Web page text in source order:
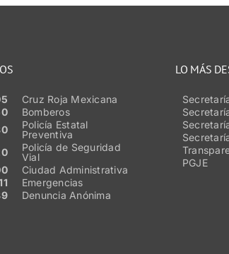
Cruz Roja Mexicana
Bomberos
Policía Estatal
Preventiva
Policía de Seguridad
Vial
Ciudad Administrativa
Emergencias
Denuncia Anónima
LO MÁS
PGJE